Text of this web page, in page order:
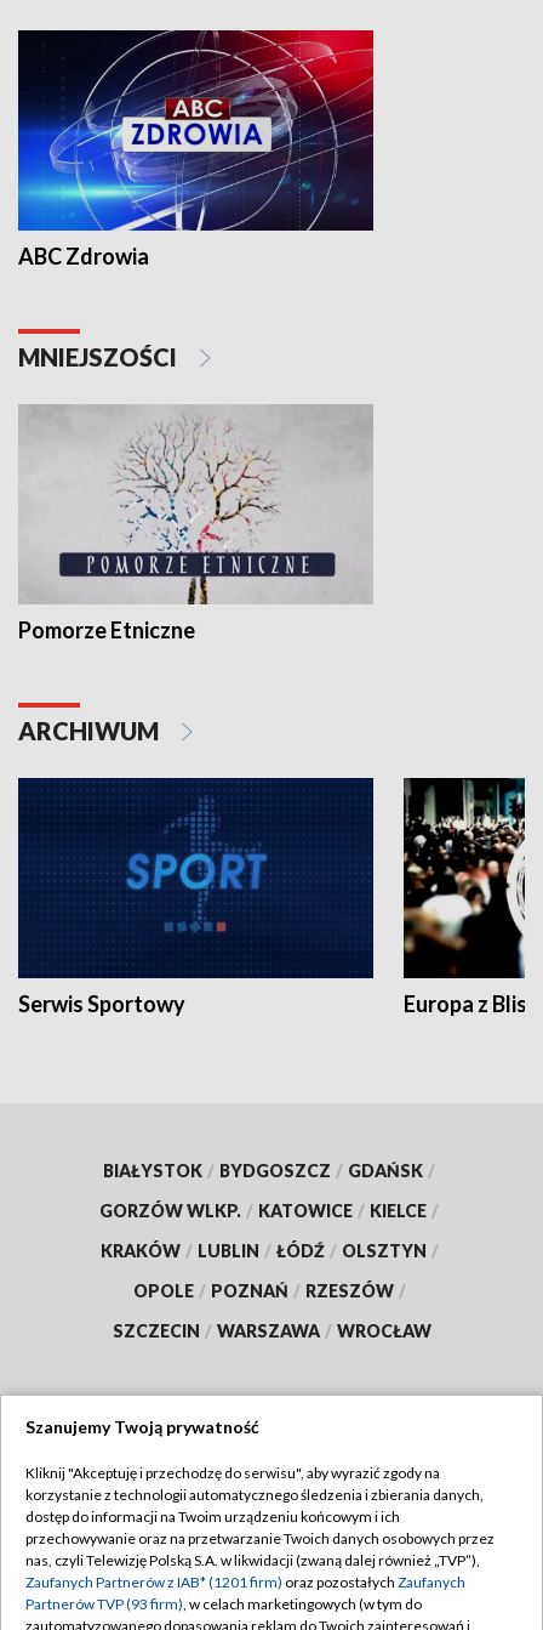
ABC Zdrowia
MNIEJSZOŚCI
Pomorze Etniczne
ARCHIWUM
Serwis Sportowy Europa z
BIAŁYSTOK / BYDGOSZCZ / GDAŃSK /
GORZÓW WLKP. / KATOWICE / KIELCE /
KRAKÓW / LUBLIN / ŁÓDŹ / OLSZTYN /
OPOLE / POZNAŃ / RZESZÓW /
SZCZECIN / WARSZAWA / WROCŁAW
TVP
Abonament TVP
Emisja w TVP
Centrum informacji TVP
Regulamin TVP
Polityka prywatności
Moje zgody
Szanujemy Twoją prywatność
Kliknij "Akceptuję i przechodzę do serwisu", aby wyrazić zgody na
korzystanie z technologii automatycznego śledzenia i zbierania danych,
dostęp do informacji na Twoim urządzeniu końcowym i ich
przechowywanie oraz na przetwarzanie Twoich danych osobowych przez
nas, czyli Telewizję Polską S.A. w likwidacji (zwaną dalej również „TVP”),
Zaufanych Partnerów z IAB* (1201 firm) oraz pozostałych Zaufanych
Partnerów TVP (93 firm), w celach marketingowych (w tym do
zautomatyzowanego dopasowania reklam do Twoich zainteresowań i